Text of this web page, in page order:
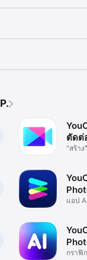
ตัดต่
"สร้า
แอป
กราฟิ